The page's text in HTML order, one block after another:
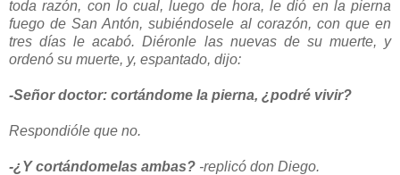
toda razón, con lo cual, luego de hora, le dió en la pierna
fuego de San Antón, subiéndosele al corazón, con que en
tres días le acabó. Diéronle las nuevas de su muerte, y
ordenó su muerte, y, espantado, dijo:
-Señor doctor: cortándome la pierna, ¿podré vivir?
Respondióle que no.
-¿Y cortándomelas ambas? -replicó don Diego.